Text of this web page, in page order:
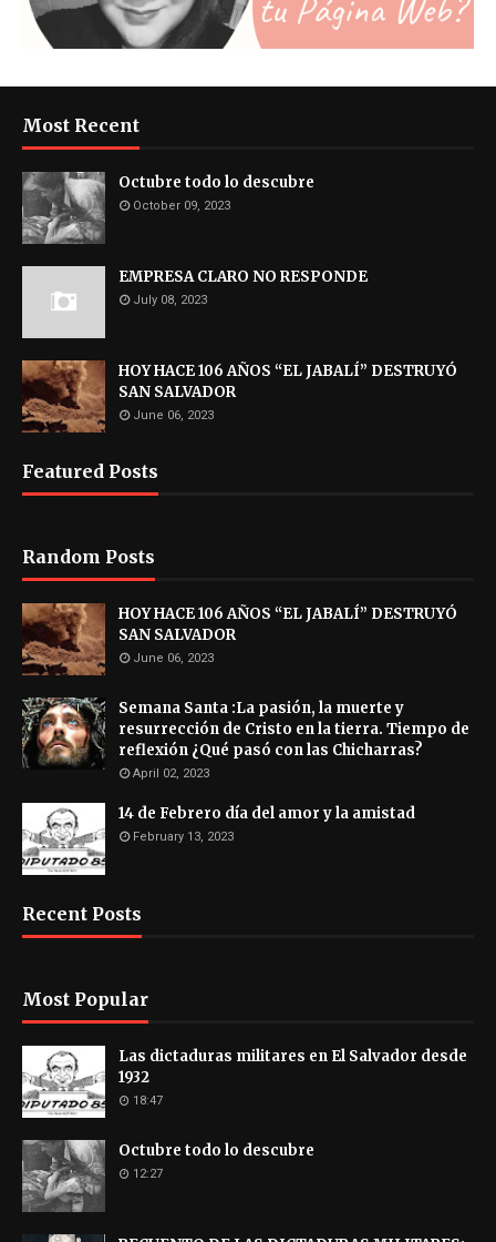
Most Recent
Octubre todo lo descubre
October 09, 2023
EMPRESA CLARO NO RESPONDE
July 08, 2023
HOY HACE 106 AÑOS “EL JABALÍ” DESTRUYÓ
SAN SALVADOR
June 06, 2023
Featured Posts
Random Posts
HOY HACE 106 AÑOS “EL JABALÍ” DESTRUYÓ
SAN SALVADOR
June 06, 2023
Semana Santa :La pasión, la muerte y
resurrección de Cristo en la tierra. Tiempo de
reflexión ¿Qué pasó con las Chicharras?
April 02, 2023
14 de Febrero día del amor y la amistad
February 13, 2023
Recent Posts
Most Popular
Las dictaduras militares en El Salvador desde
1932
18:47
Octubre todo lo descubre
12:27